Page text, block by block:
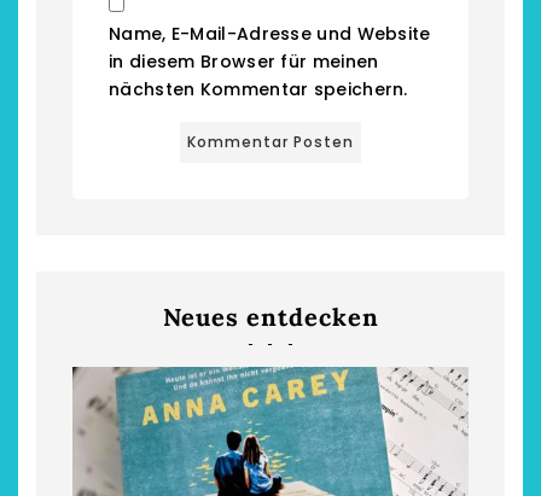
Neues entdecken
Name, E-Mail-Adresse und Website
in diesem Browser für meinen
nächsten Kommentar speichern.